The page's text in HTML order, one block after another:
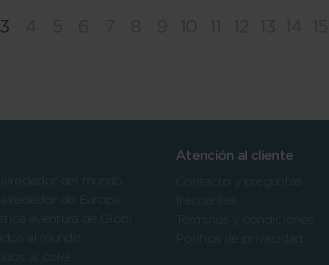
3
Atención al cliente